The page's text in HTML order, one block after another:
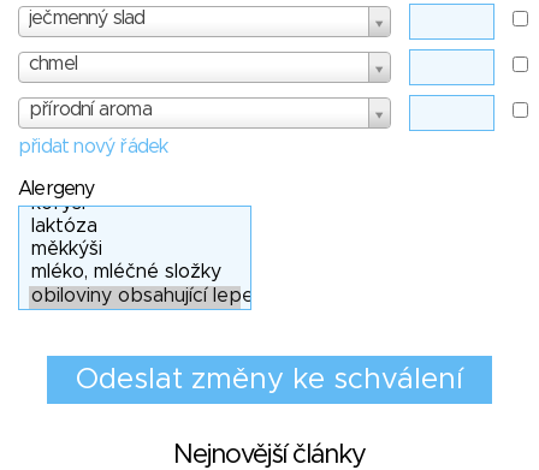
ječmenný slad
chmel
přírodní aroma
přidat nový řádek
Alergeny
Nejnovější články